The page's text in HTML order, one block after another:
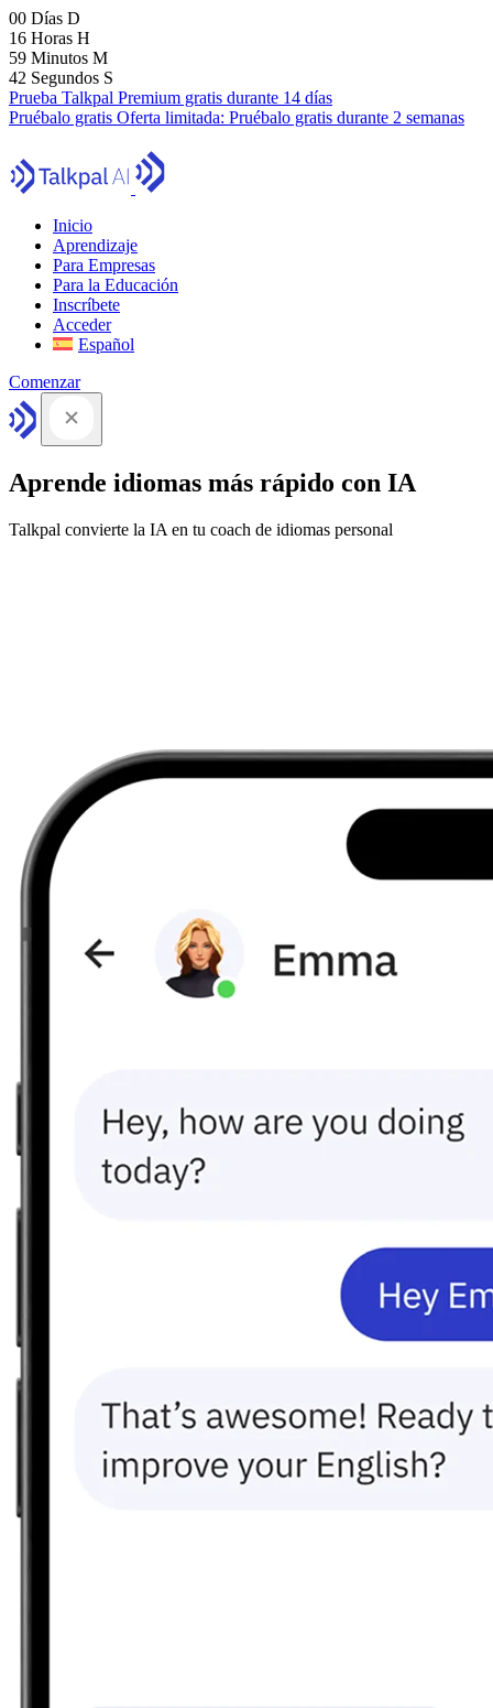
00 Días D
16 Horas H
59 Minutos M
41 Segundos S
Prueba Talkpal Premium gratis durante 14 días
Pruébalo gratis Oferta limitada: Pruébalo gratis durante 2 semanas
Inicio
Aprendizaje
Para Empresas
Para la Educación
Inscríbete
Acceder
Español
Comenzar
Aprende idiomas más rápido con IA
Talkpal convierte la IA en tu coach de idiomas personal